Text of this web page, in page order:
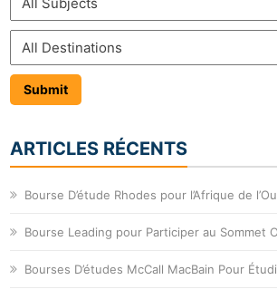
ARTICLES RÉCENTS
Bourse D’étude Rhodes pour l’Afrique de
Bourse Leading pour Participer au Sommet
Bourses D’études McCall MacBain Pour